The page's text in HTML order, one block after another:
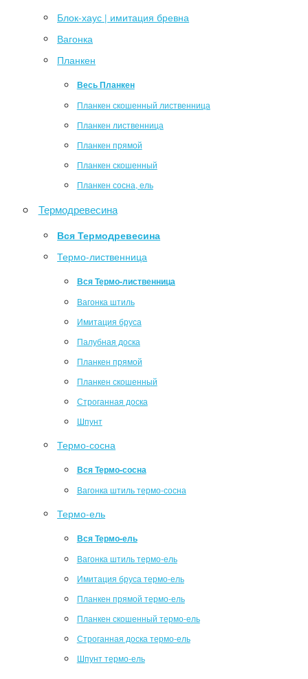
Блок-хаус | имитация бревна
Вагонка
Планкен
Весь Планкен
Планкен скошенный лиственница
Планкен лиственница
Планкен прямой
Планкен скошенный
Планкен сосна, ель
Термодревесина
Вся Термодревесина
Термо-лиственница
Вся Термо-лиственница
Вагонка штиль
Имитация бруса
Палубная доска
Планкен прямой
Планкен скошенный
Строганная доска
Шпунт
Термо-сосна
Вся Термо-сосна
Вагонка штиль термо-сосна
Термо-ель
Вся Термо-ель
Вагонка штиль термо-ель
Имитация бруса термо-ель
Планкен прямой термо-ель
Планкен скошенный термо-ель
Строганная доска термо-ель
Шпунт термо-ель